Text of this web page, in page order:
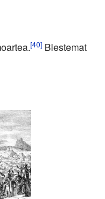
[40] Blestemat